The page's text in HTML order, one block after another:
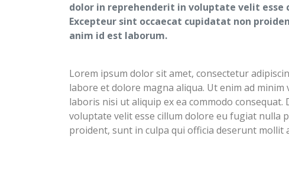
dolor in reprehenderit in voluptate velit
Excepteur sint occaecat cupidatat non
anim id est laborum.
Lorem ipsum dolor sit amet, consectetur
labore et dolore magna aliqua. Ut enim ad
laboris nisi ut aliquip ex ea commodo
voluptate velit esse cillum dolore eu fugiat nulla
proident, sunt in culpa qui officia deserunt mollit